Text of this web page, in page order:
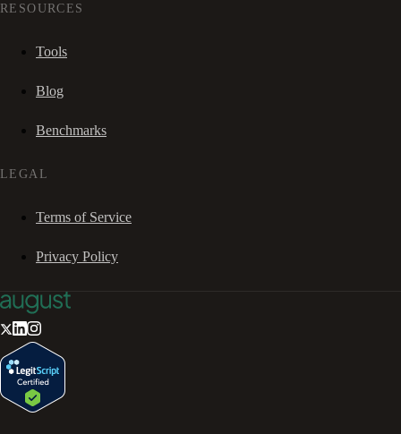
RESOURCES
Tools
Blog
Benchmarks
LEGAL
Terms of Service
Privacy Policy